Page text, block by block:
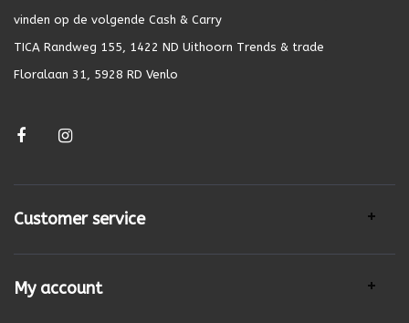
vinden op de volgende Cash & Carry
TICA Randweg 155, 1422 ND Uithoorn Trends & trade
Floralaan 31, 5928 RD Venlo
Customer service
My account